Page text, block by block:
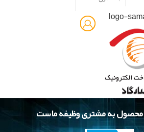
محصول به مشتری وظیفه ماست